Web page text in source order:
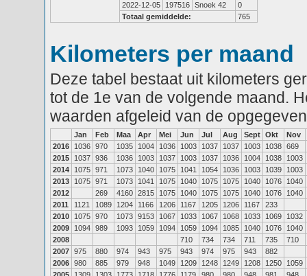
2022-12-05
197516 Snoek 42
0
Totaal gemiddelde:
765
Kilometers per maand
Deze tabel bestaat uit kilometers
tot de 1e van de volgende maand.
waarden afgeleid van de
Jan Feb Maa Apr Mei Jun Jul Aug Sept Okt
Nov
2016
1036 970 1035 1004 1036 1003 1037 1037 1003 1038 669
2015
1037 936 1036 1003 1037 1003 1037 1036 1004 1038
1003
2014
1075 971 1073 1040 1075 1041 1054 1036 1003 1039
1003
2013
1075 971 1073 1041 1075 1040 1075 1075 1040 1076
1040
2012
269 4160 2815 1075 1040 1075 1075 1040 1076
1040
2011
1121 1089 1204 1166 1206 1167 1205 1206 1167
233
2010
1075 970 1073 9153 1067 1033 1067 1068 1033 1069
1032
2009
1094 989 1093 1059 1094 1059 1094 1085 1040 1076
1040
2008
710 734 734 711 735
710
2007 975 880 974 943 975 943 974 975 943
882
2006 980 885 979 948 1049 1209 1248 1249 1208 1250
1059